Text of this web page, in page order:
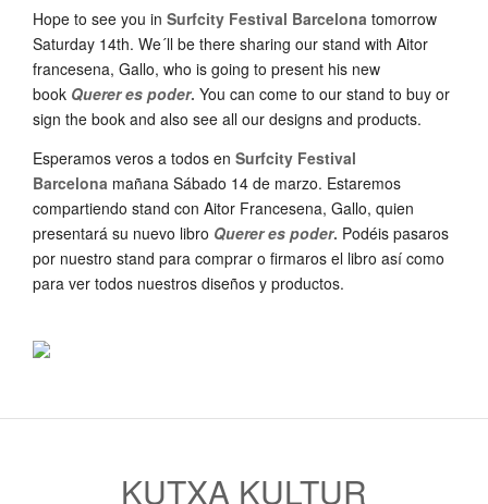
Hope to see you in Surfcity Festival Barcelona tomorrow
Saturday 14th. We´ll be there sharing our stand with Aitor
francesena, Gallo, who is going to present his new
book Querer es poder. You can come to our stand to buy or
sign the book and also see all our designs and products.
Esperamos veros a todos en Surfcity Festival
Barcelona mañana Sábado 14 de marzo. Estaremos
compartiendo stand con Aitor Francesena, Gallo, quien
presentará su nuevo libro Querer es poder. Podéis pasaros
por nuestro stand para comprar o firmaros el libro así como
para ver todos nuestros diseños y productos.
KUTXA KULTUR